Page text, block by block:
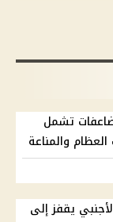
ومضاعفات تشمل
والمناعة
يقفز إلى